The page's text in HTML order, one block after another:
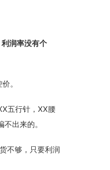
利润率没有个
。
五行针，XX腰
出来的。
不够，只要利润